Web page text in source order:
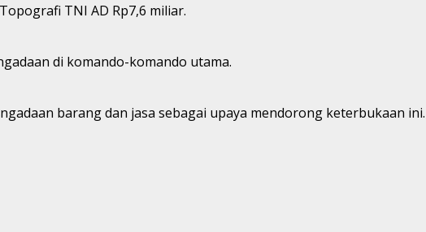
TNI AD Rp7,6 miliar.
di komando-komando utama.
barang dan jasa sebagai upaya mendorong keterbukaan ini.